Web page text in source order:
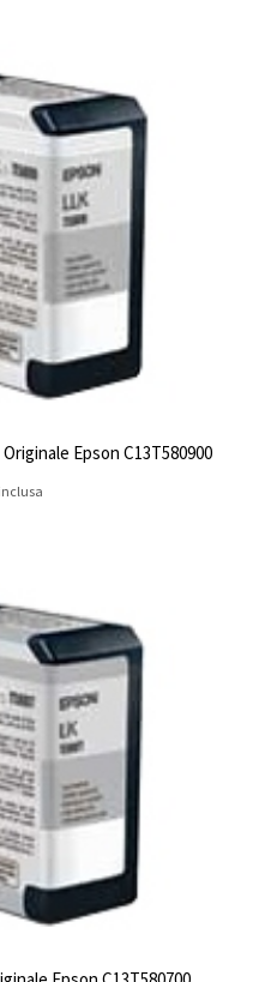
Epson C13T580900